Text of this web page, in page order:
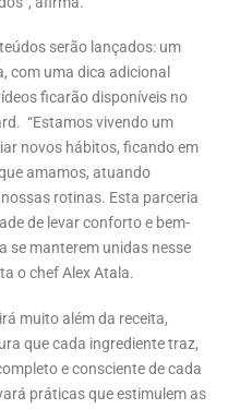
serão lançados: um
com uma dica adicional
ficarão disponíveis no
“Estamos vivendo um
novos hábitos, ficando em
amamos, atuando
rotinas. Esta parceria
de levar conforto e bem-
se manterem unidas nesse
o chef Alex Atala.
muito além da receita,
que cada ingrediente traz,
e consciente de cada
práticas que estimulem as